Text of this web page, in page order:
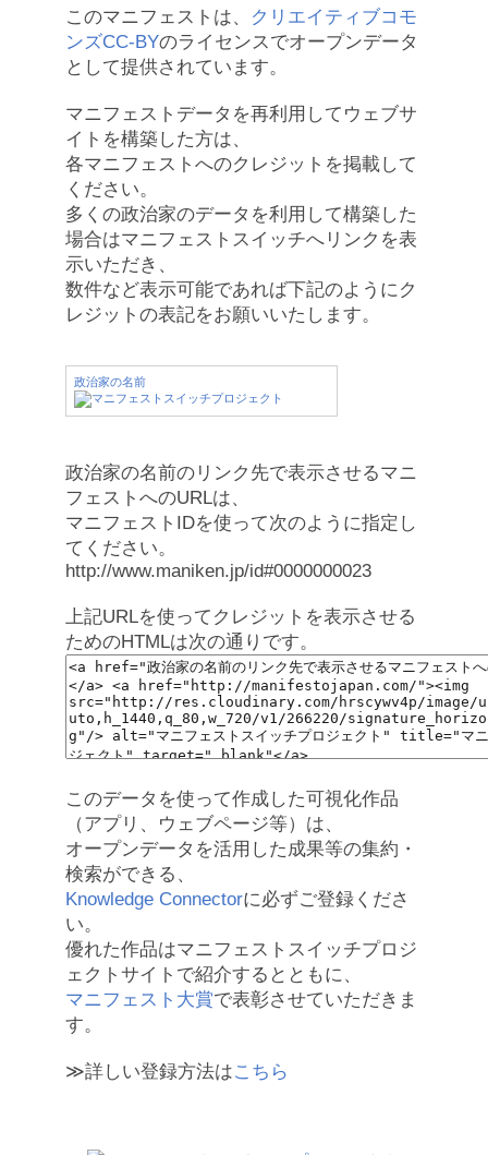
このマニフェストは、
クリエイティブコモ
ンズCC-BYのライセンスでオープンデータ
として提供されています。
マニフェストデータを再利用してウェブサ
イトを構築した方は、
各マニフェストへのクレジットを掲載して
ください。
多くの政治家のデータを利用して構築した
場合はマニフェストスイッチへリンクを表
示いただき、
数件など表示可能であれば下記のようにク
レジットの表記をお願いいたします。
政治家の名前
政治家の名前のリンク先で表示させるマニ
フェストへのURLは、
マニフェストIDを使って次のように指定し
てください。
http://www.maniken.jp/id#0000000023
上記URLを使ってクレジットを表示させる
ためのHTMLは次の通りです。
このデータを使って作成した可視化作品
（アプリ、ウェブページ等）は、
オープンデータを活用した成果等の集約・
検索ができる、
Knowledge Connectorに必ずご登録くださ
い。
優れた作品はマニフェストスイッチプロジ
ェクトサイトで紹介するとともに、
マニフェスト大賞で表彰させていただきま
す。
≫詳しい登録方法はこちら